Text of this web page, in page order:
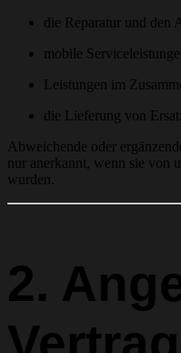
die Reparatur und den
mobile
Leistungen im
die Lieferung von
Abweichende oder
nur anerkannt, wenn sie von
wurden.
2.